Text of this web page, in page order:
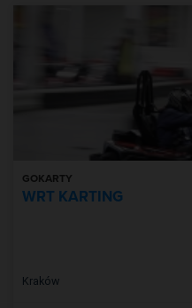
GOKARTY
WRT KARTING
Kraków